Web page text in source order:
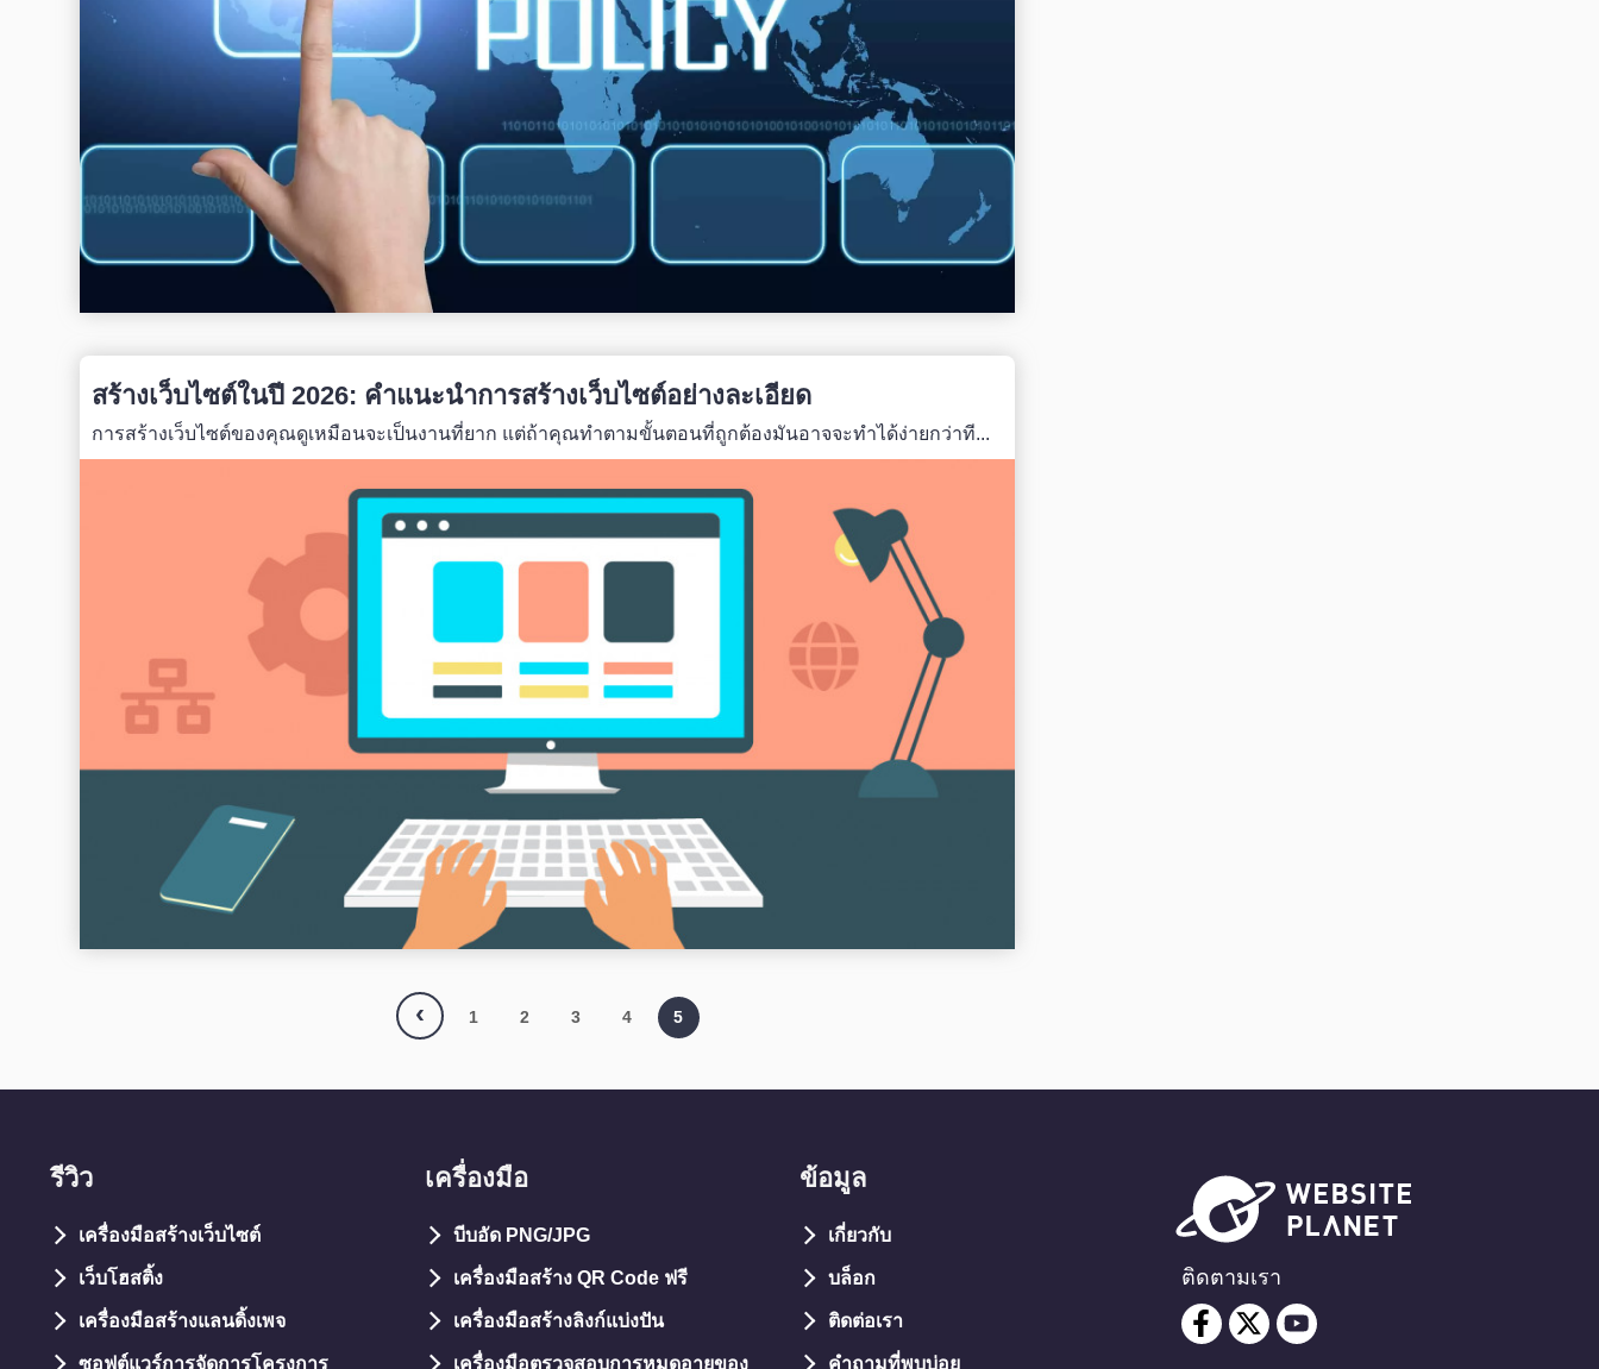
สร้างเว็บไซต์ในปี 2026: คำแนะนำการสร้างเว็บไซต์อย่างละเอียด
การสร้างเว็บไซต์ของคุณดูเหมือนจะเป็นงานที่ยาก แต่ถ้าคุณทำตามขั้นตอนที่ถูกต้องมันอาจจะทำได้ง่ายกว่าที...
‹ 1 2 3 4 5
รีวิว
เครื่องมือสร้างเว็บไซต์
เว็บโฮสติ้ง
เครื่องมือสร้างแลนดิ้งเพจ
ซอฟต์แวร์การจัดการโครงการ
เครื่องมือ
บีบอัด PNG/JPG
เครื่องมือสร้าง QR Code ฟรี
เครื่องมือสร้างลิงก์แบ่งปัน
เครื่องมือตรวจสอบการหมดอายุของ
ข้อมูล
เกี่ยวกับ
บล็อก
ติดต่อเรา
คำถามที่พบบ่อย
ติดตามเรา